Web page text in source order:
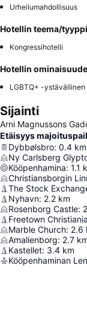
Urheilumahdollisuus
Hotellin teema/tyyppi
Kongressihotelli
Hotellin
LGBTQ+ -ystävällinen
Sijainti
Arni Magnussons
Etäisyys
Dybbølsbro: 0.4 km
Ny Carlsberg
Kööpenhamina: 1.1
Christiansborgin
The Stock
Nyhavn: 2.2 km
Rosenborg Castle:
Freetown Christiania
Marble Church: 2.6
Amalienborg: 2.7
Kastellet: 3.4 km
Kööpenhaminan